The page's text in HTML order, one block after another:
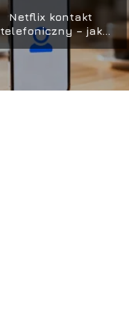
Netflix kontakt
telefoniczny – jak
skontaktować się z